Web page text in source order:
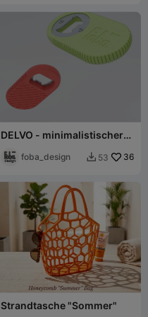
DELVO - minimalistischer
Flaschenöffner
foba_design  53 36
Strandtasche "Sommer"